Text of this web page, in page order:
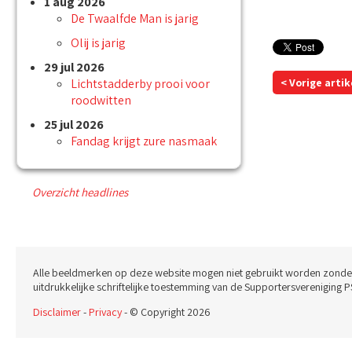
De Twaalfde Man is jarig
Olij is jarig
29 jul 2026
Lichtstadderby prooi voor
roodwitten
25 jul 2026
Fandag krijgt zure nasmaak
Overzicht headlines
< Vorige
Alle beeldmerken op deze website mogen niet gebruikt worden
uitdrukkelijke schriftelijke toestemming van de Supportersvereniging
Disclaimer-Privacy- © Copyright 2026